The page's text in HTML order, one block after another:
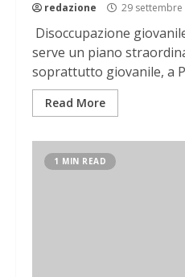
redazione 29 settembre
Disoccupazione
serve un piano
soprattutto giovanile, a
Read More
1 MIN READ